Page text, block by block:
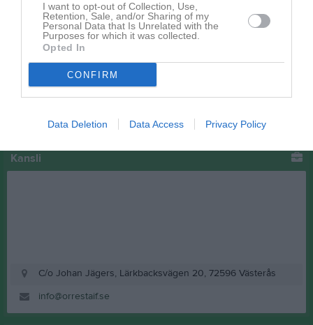
I want to opt-out of Collection, Use,
Retention, Sale, and/or Sharing of my
Personal Data that Is Unrelated with the
Purposes for which it was collected.
Opted In
CONFIRM
Data Deletion Data Access Privacy Policy
Facebook
Kansli
C/o Johan Jägers, Lärkbacksvägen 20, 72596 Västerås
info@orrestaif.se